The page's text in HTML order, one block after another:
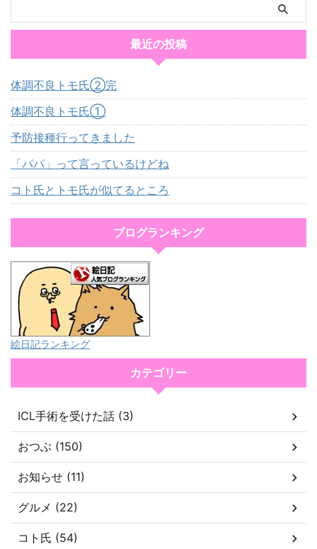
最近の投稿
体調不良トモ氏②完
体調不良トモ氏①
予防接種行ってきました
「パパ」って言っているけどね
コト氏とトモ氏が似てるところ
ブログランキング
絵日記ランキング
カテゴリー
ICL手術を受けた話 (3)
おつぶ (150)
お知らせ (11)
グルメ (22)
コト氏 (54)